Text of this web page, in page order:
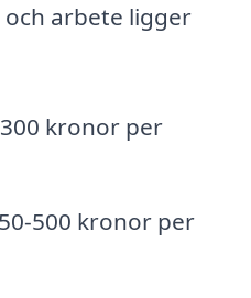
arbete ligger
kronor per
500 kronor per